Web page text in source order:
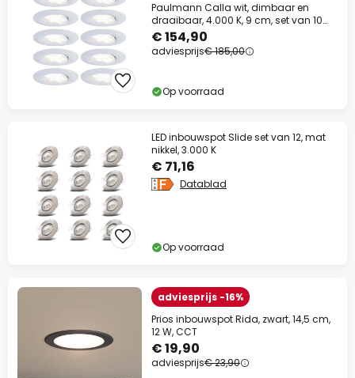
Paulmann Calla wit, dimbaar en
draaibaar, 4.000 K, 9 cm, set van 10
stuks
€ 154,90
adviesprijs€ 185,00
Op voorraad
LED inbouwspot Slide set van 12, mat
nikkel, 3.000 K
€ 71,16
Datablad
Op voorraad
adviesprijs -16%
Prios inbouwspot Rida, zwart, 14,5 cm,
12 W, CCT
€ 19,90
adviesprijs€ 23,90